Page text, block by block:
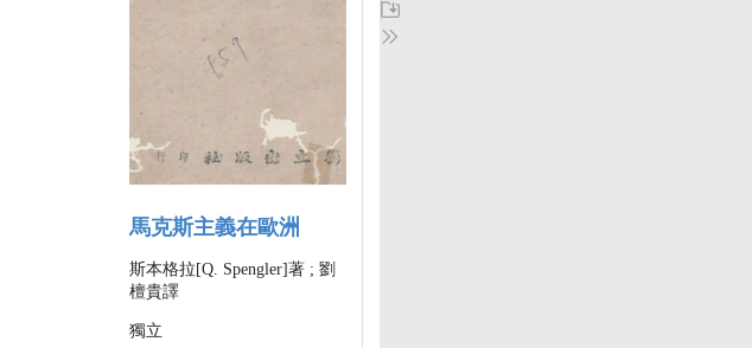
馬克斯主義在歐洲
斯本格拉[Q. Spengler]著 ; 劉
檀貴譯
獨立